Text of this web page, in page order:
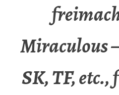
Miraculous
SK, TF,